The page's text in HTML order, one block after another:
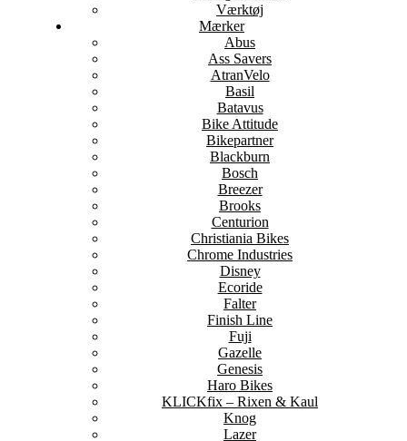
Værktøj
Mærker
Abus
Ass Savers
AtranVelo
Basil
Batavus
Bike Attitude
Bikepartner
Blackburn
Bosch
Breezer
Brooks
Centurion
Christiania Bikes
Chrome Industries
Disney
Ecoride
Falter
Finish Line
Fuji
Gazelle
Genesis
Haro Bikes
KLICKfix – Rixen & Kaul
Knog
Lazer